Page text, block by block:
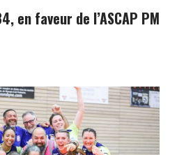
en faveur de l’ASCAP PM